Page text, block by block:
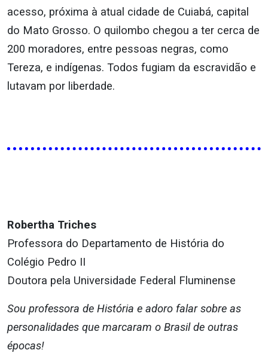
acesso, próxima à atual cidade de Cuiabá, capital
do Mato Grosso. O quilombo chegou a ter cerca de
200 moradores, entre pessoas negras, como
Tereza, e indígenas. Todos fugiam da escravidão e
lutavam por liberdade.
Robertha Triches
Professora do Departamento de História do
Colégio Pedro II
Doutora pela Universidade Federal Fluminense
Sou professora de História e adoro falar sobre as
personalidades que marcaram o Brasil de outras
épocas!